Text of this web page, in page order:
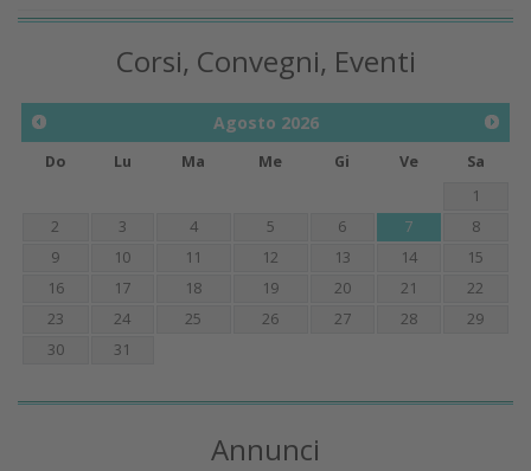
Corsi, Convegni, Eventi
Agosto 2026
Do Lu Ma Me Gi Ve
Sa
1
2
3 4 5 6 7
8
9
10 11 12 13 14
15
16
17 18 19 20 21
22
23
24 25 26 27 28
29
30
31
Annunci